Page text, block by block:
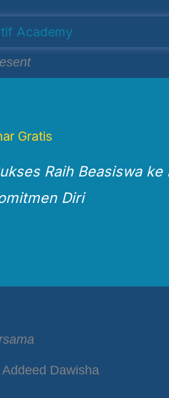
Academy
Gratis
Raih Beasiswa ke
Diri
Dawisha